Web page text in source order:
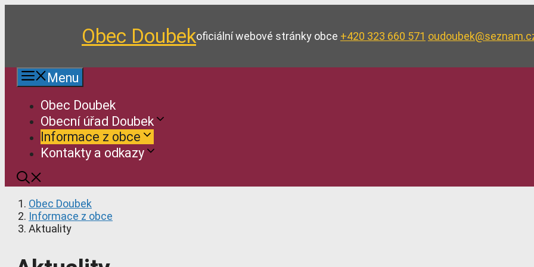
Obec Doubekoficiální webové stránky obce +420 323 660 571
Menu
Obec Doubek
Obecní úřad Doubek
Informace z obce
Kontakty a odkazy
Obec Doubek
Informace z obce
Aktuality